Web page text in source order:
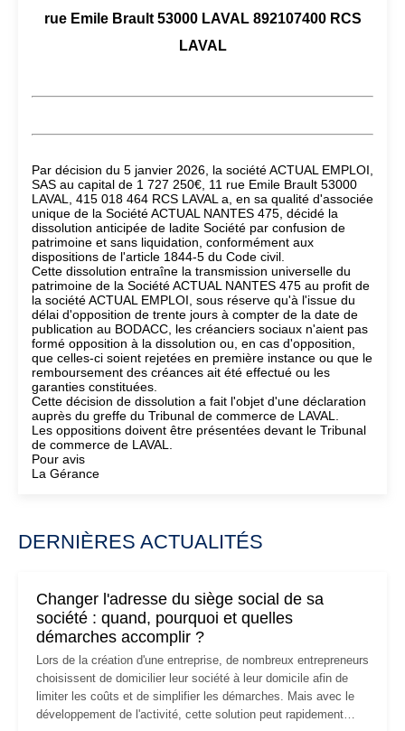
rue Emile Brault 53000 LAVAL 892107400 RCS
LAVAL
Par décision du 5 janvier 2026, la société ACTUAL EMPLOI,
SAS au capital de 1 727 250€, 11 rue Emile Brault 53000
LAVAL, 415 018 464 RCS LAVAL a, en sa qualité d'associée
unique de la Société ACTUAL NANTES 475, décidé la
dissolution anticipée de ladite Société par confusion de
patrimoine et sans liquidation, conformément aux
dispositions de l'article 1844-5 du Code civil.
Cette dissolution entraîne la transmission universelle du
patrimoine de la Société ACTUAL NANTES 475 au profit de
la société ACTUAL EMPLOI, sous réserve qu'à l'issue du
délai d'opposition de trente jours à compter de la date de
publication au BODACC, les créanciers sociaux n'aient pas
formé opposition à la dissolution ou, en cas d'opposition,
que celles-ci soient rejetées en première instance ou que le
remboursement des créances ait été effectué ou les
garanties constituées.
Cette décision de dissolution a fait l'objet d'une déclaration
auprès du greffe du Tribunal de commerce de LAVAL.
Les oppositions doivent être présentées devant le Tribunal
de commerce de LAVAL.
Pour avis
La Gérance
DERNIÈRES ACTUALITÉS
Changer l'adresse du siège social de sa
société : quand, pourquoi et quelles
démarches accomplir ?
Lors de la création d'une entreprise, de nombreux entrepreneurs
choisissent de domicilier leur société à leur domicile afin de
limiter les coûts et de simplifier les démarches. Mais avec le
développement de l'activité, cette solution peut rapidement